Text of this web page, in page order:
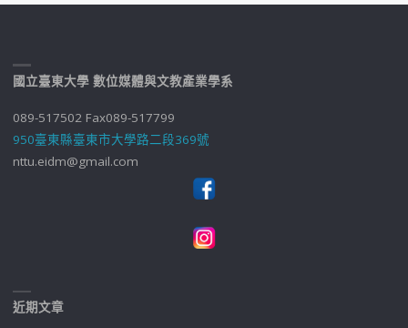
國立臺東大學 數位媒體與文教產業學系
089-517502 Fax089-517799
950臺東縣臺東市大學路二段369號
nttu.eidm@gmail.com
近期文章